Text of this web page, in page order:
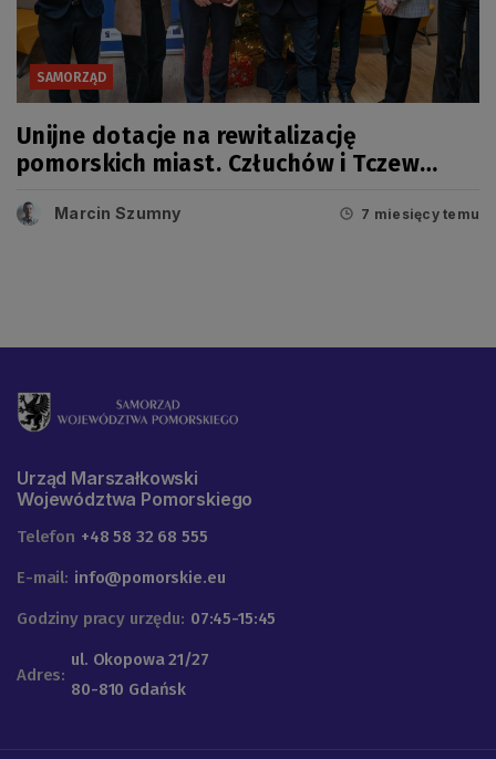
SAMORZĄD
Unijne dotacje na rewitalizację
pomorskich miast. Człuchów i Tczew
Marcin Szumny 7 miesięcy temu
Urząd Marszałkowski
Województwa Pomorskiego
Telefon +48 58 32 68 555
E-mail: info@pomorskie.eu
Godziny pracy urzędu: 07:45-15:45
Adres:
ul. Okopowa 21/27
80-810 Gdańsk